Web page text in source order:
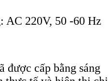
AC 220V, 50 -60 Hz
được cấp bằng sáng